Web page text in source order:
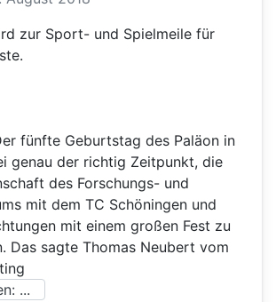
zur Sport- und Spielmeile für
fünfte Geburtstag des Paläon in
genau der richtig Zeitpunkt, die
des Forschungs- und
mit dem TC Schöningen und
mit einem großen Fest zu
Das sagte Thomas Neubert vom
...